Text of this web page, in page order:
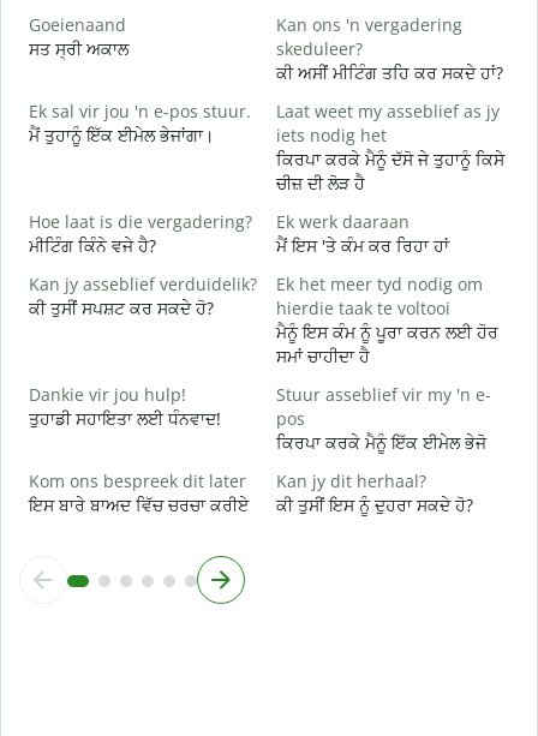
Goeienaand
ਸਤ ਸ੍ਰੀ ਅਕਾਲ
Kan ons 'n vergadering
skeduleer?
ਕੀ ਅਸੀਂ ਮੀਟਿੰਗ ਤਹਿ ਕਰ ਸਕਦੇ ਹਾਂ?
Ek sal vir jou 'n e-pos stuur.
ਮੈਂ ਤੁਹਾਨੂੰ ਇੱਕ ਈਮੇਲ ਭੇਜਾਂਗਾ।
Laat weet my asseblief as jy
iets nodig het
ਕਿਰਪਾ ਕਰਕੇ ਮੈਨੂੰ ਦੱਸੋ ਜੇ ਤੁਹਾਨੂੰ ਕਿਸੇ
ਚੀਜ਼ ਦੀ ਲੋੜ ਹੈ
Hoe laat is die vergadering?
ਮੀਟਿੰਗ ਕਿੰਨੇ ਵਜੇ ਹੈ?
Ek werk daaraan
ਮੈਂ ਇਸ 'ਤੇ ਕੰਮ ਕਰ ਰਿਹਾ ਹਾਂ
Kan jy asseblief verduidelik?
ਕੀ ਤੁਸੀਂ ਸਪਸ਼ਟ ਕਰ ਸਕਦੇ ਹੋ?
Ek het meer tyd nodig om
hierdie taak te voltooi
ਮੈਨੂੰ ਇਸ ਕੰਮ ਨੂੰ ਪੂਰਾ ਕਰਨ ਲਈ ਹੋਰ
ਸਮਾਂ ਚਾਹੀਦਾ ਹੈ
Dankie vir jou hulp!
ਤੁਹਾਡੀ ਸਹਾਇਤਾ ਲਈ ਧੰਨਵਾਦ!
Stuur asseblief vir my 'n e-
pos
ਕਿਰਪਾ ਕਰਕੇ ਮੈਨੂੰ ਇੱਕ ਈਮੇਲ ਭੇਜੋ
Kom ons bespreek dit later
ਇਸ ਬਾਰੇ ਬਾਅਦ ਵਿੱਚ ਚਰਚਾ ਕਰੀਏ
Kan jy dit herhaal?
ਕੀ ਤੁਸੀਂ ਇਸ ਨੂੰ ਦੁਹਰਾ ਸਕਦੇ ਹੋ?